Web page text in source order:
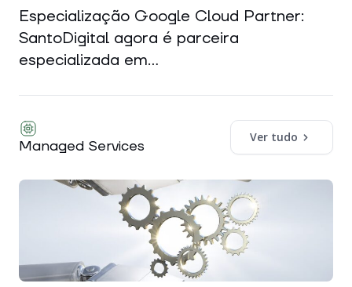
Especialização Google Cloud Partner:
SantoDigital agora é parceira
especializada em...
Managed Services
Ver tudo